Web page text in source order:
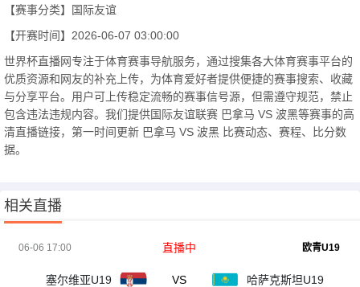
【赛事分类】
国际友谊
【开赛时间】 2026-06-07 03:00:00
世界杯直播网专注于体育赛事导航服务，通过搜集各大体育赛事平台的
优质资源和网友的补充上传，为体育爱好者提供便捷的赛事搜索、收藏
与分享平台。用户可上传稳定流畅的赛事信号源，但需遵守规范，禁止
包含违法违规内容。我们提供国际友谊联赛 巴拿马 VS 波黑等赛事的高
清直播链接，第一时间更新 巴拿马 VS 波黑 比赛动态、赛程、比分数
据。
相关直播
06-06 17:00 欧青U19
塞尔维亚U19 VS 哈萨克斯坦U19
直播中